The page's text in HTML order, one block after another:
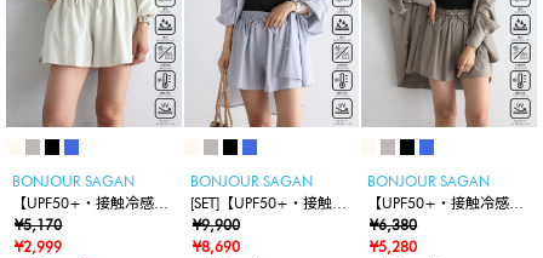
BONJOUR SAGAN
【UPF50+・接触冷感・
撥水】【水陸両用】ラッ
シュガードショートパン
¥5,170
¥2,999
BONJOUR SAGAN
[SET]【UPF50+・接触冷
感・撥水】【水陸両用】
ラッシュガード2wayオ
¥9,900
¥8,690
BONJOUR SAGAN
【UPF50+・接触冷感・
撥水】【水陸両用】ラッ
シュガード2wayオーバ
¥6,380
¥5,280